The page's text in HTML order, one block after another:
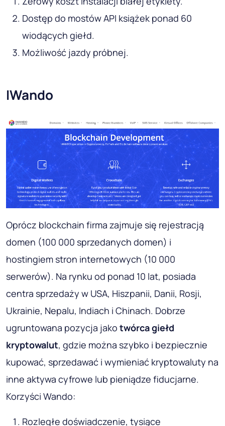
Dostęp do mostów API książek ponad 60
wiodących giełd.
Możliwość jazdy próbnej.
IWando
Oprócz blockchain firma zajmuje się rejestracją
domen (100 000 sprzedanych domen) i
hostingiem stron internetowych (10 000
serwerów). Na rynku od ponad 10 lat, posiada
centra sprzedaży w USA, Hiszpanii, Danii, Rosji,
Ukrainie, Nepalu, Indiach i Chinach. Dobrze
ugruntowana pozycja jako twórca giełd
kryptowalut, gdzie można szybko i bezpiecznie
kupować, sprzedawać i wymieniać kryptowaluty na
inne aktywa cyfrowe lub pieniądze fiducjarne.
Korzyści Wando:
Rozległe doświadczenie, tysiące